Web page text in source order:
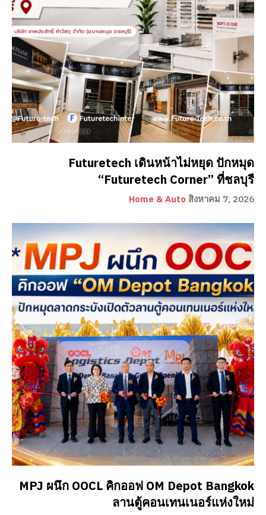
Futuretech เดินหน้าไม่หยุด ปักหมุด
“Futuretech Corner” ที่ชลบุรี
Home & Auto สิงหาคม 7, 2026
MPJ ผนึก OOCL คิกออฟ OM Depot Bangkok
ลานตู้คอนเทนเนอร์แห่งใหม่